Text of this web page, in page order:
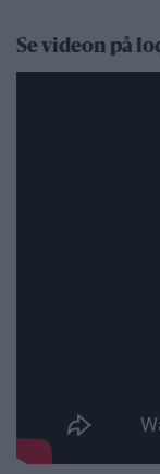
Se videon på